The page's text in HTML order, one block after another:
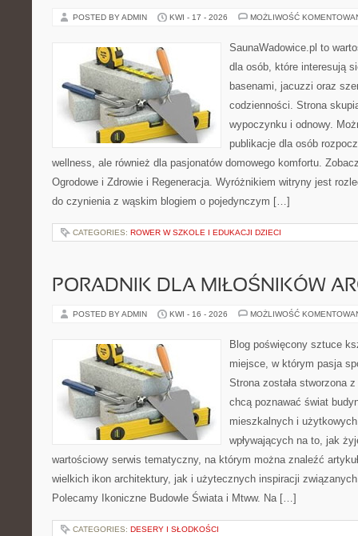
POSTED BY ADMIN KWI - 17 - 2026 MOŻLIWOŚĆ
SaunaWadowice.pl to
dla osób, które interesują
basenami, jacuzzi oraz
codzienności. Strona
wypoczynku i odnowy.
publikacje dla osób
wellness, ale również dla pasjonatów domowego komfortu.
Ogrodowe i Zdrowie i Regeneracja. Wyróżnikiem witryny jest
do czynienia z wąskim blogiem o pojedynczym […]
CATEGORIES: ROWER W SZKOLE I EDUKACJI DZIECI
PORADNIK DLA MIŁOŚNIKÓW
POSTED BY ADMIN KWI - 16 - 2026 MOŻLIWOŚĆ
Blog poświęcony sztuce
miejsce, w którym pasja
Strona została stworzona
chcą poznawać świat
mieszkalnych i
wpływających na to, jak
wartościowy serwis tematyczny, na którym można znaleźć
wielkich ikon architektury, jak i użytecznych inspiracji
Polecamy Ikoniczne Budowle Świata i Mtww. Na […]
CATEGORIES: DESERY I SŁODKOŚCI